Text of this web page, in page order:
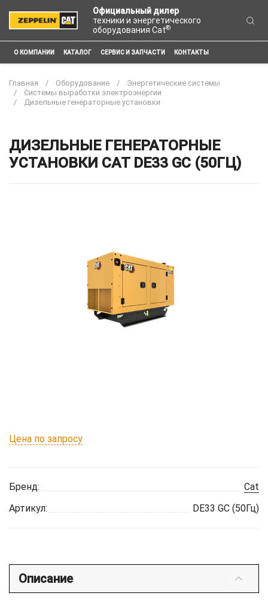
Официальный дилер
техники и энергетического
оборудования Cat®
О КОМПАНИИ КАТАЛОГ СЕРВИС И ЗАПЧАСТИ КОНТАКТЫ
Главная Оборудование
Энергетические системы
Системы выработки электроэнергии
Дизельные генераторные установки
ДИЗЕЛЬНЫЕ ГЕНЕРАТОРНЫЕ
УСТАНОВКИ CAT DE33 GC (50ГЦ)
Цена по запросу
Бренд:
Cat
Артикул:
DE33 GC (50Гц)
Описание